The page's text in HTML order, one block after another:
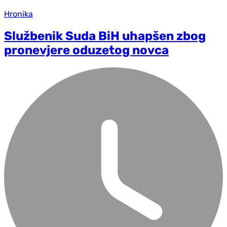
Hronika
Službenik Suda BiH uhapšen zbog
pronevjere oduzetog novca